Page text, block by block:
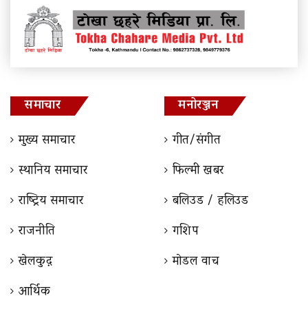
समाचार
मुख्य समाचार
स्थानिय समाचार
राष्ट्रिय समाचार
राजनीति
खेलकुद़़
आर्थिक
मनोरञ्जन
गीत/संगीत
फिल्मी खबर
बलिउड / हलिउड
गशिप
माेडल वाच